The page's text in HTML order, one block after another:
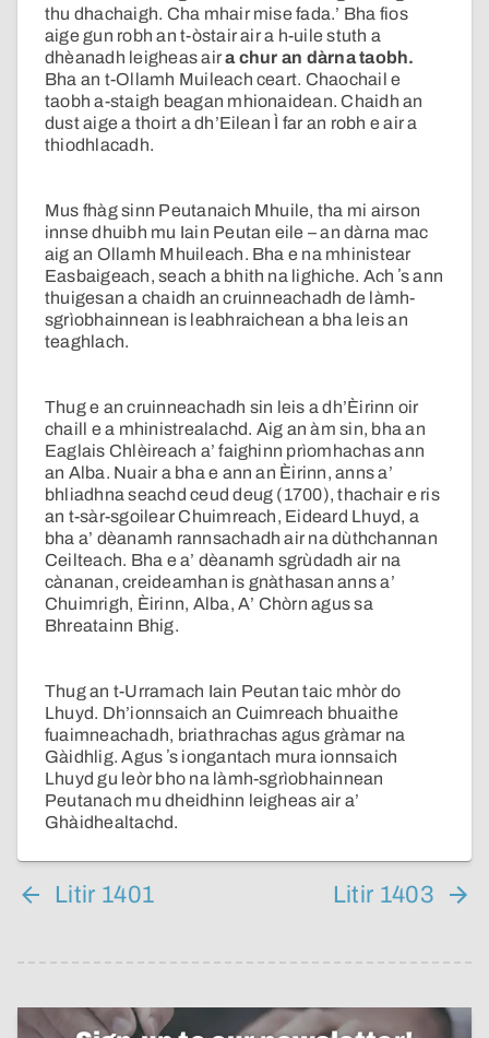
thu dhachaigh. Cha mhair mise fada.’ Bha fios
aige gun robh an t-òstair air a h-uile stuth a
dhèanadh leigheas aira chur an dàrna taobh.
Bha an t-Ollamh Muileach ceart. Chaochail e
taobh a-staigh beagan mhionaidean. Chaidh an
dust aige a thoirt a dh’Eilean Ì far an robh e air a
thiodhlacadh.
Mus fhàg sinn Peutanaich Mhuile, tha mi airson
innse dhuibh mu Iain Peutan eile – an dàrna mac
aig an Ollamh Mhuileach. Bha e na mhinistear
Easbaigeach, seach a bhith na lighiche. Ach ʼs ann
thuigesan a chaidh an cruinneachadh de làmh-
sgrìobhainnean is leabhraichean a bha leis an
teaghlach.
Thug e an cruinneachadh sin leis a dh’Èirinn oir
chaill e a mhinistrealachd. Aig an àm sin, bha an
Eaglais Chlèireach a’ faighinn prìomhachas ann
an Alba. Nuair a bha e ann an Èirinn, anns a’
bhliadhna seachd ceud deug (1700), thachair e ris
an t-sàr-sgoilear Chuimreach, Eideard Lhuyd, a
bha a’ dèanamh rannsachadh air na dùthchannan
Ceilteach. Bha e a’ dèanamh sgrùdadh air na
cànanan, creideamhan is gnàthasan anns a’
Chuimrigh, Èirinn, Alba, A’ Chòrn agus sa
Bhreatainn Bhig.
Thug an t-Urramach Iain Peutan taic mhòr do
Lhuyd. Dh’ionnsaich an Cuimreach bhuaithe
fuaimneachadh, briathrachas agus gràmar na
Gàidhlig. Agus ʼs iongantach mura ionnsaich
Lhuyd gu leòr bho na làmh-sgrìobhainnean
Peutanach mu dheidhinn leigheas air a’
Ghàidhealtachd.
Litir 1401 Litir 1403